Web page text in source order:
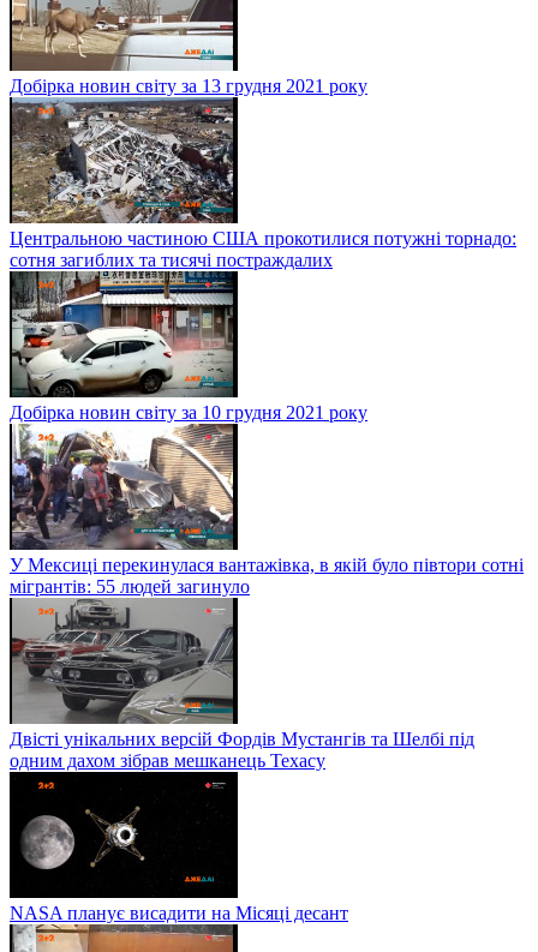
Добірка новин світу за 13 грудня 2021 року
Центральною частиною США прокотилися потужні торнадо:
сотня загиблих та тисячі постраждалих
Добірка новин світу за 10 грудня 2021 року
У Мексиці перекинулася вантажівка, в якій було півтори сотні
мігрантів: 55 людей загинуло
Двісті унікальних версій Фордів Мустангів та Шелбі під
одним дахом зібрав мешканець Техасу
NASA планує висадити на Місяці десант